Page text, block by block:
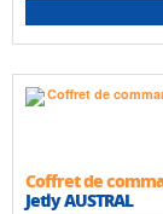
Coffret de
Jetly AUSTRAL